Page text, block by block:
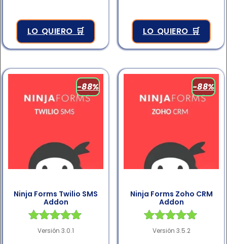
LO QUIERO 🛒 LO QUIERO 🛒
-88%
Ninja Forms Twilio SMS
Addon
Valorado en
Versión 3.0.1
-88%
Ninja Forms Zoho CRM
Addon
Valorado en
Versión 3.5.2